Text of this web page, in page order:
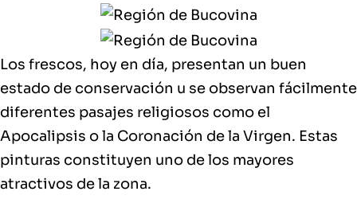
Los frescos, hoy en día, presentan un buen
estado de conservación u se observan fácilmente
diferentes pasajes religiosos como el
Apocalipsis o la Coronación de la Virgen. Estas
pinturas constituyen uno de los mayores
atractivos de la zona.